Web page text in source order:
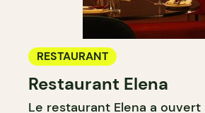
RESTAURANT
Restaurant Elena
Le restaurant Elena a